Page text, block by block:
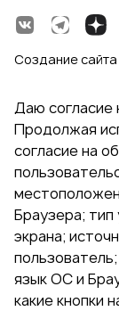
Создание
Даю согласие
Продолжая
согласие на
Браузера; тип
экрана;
язык ОС и
какие кнопки